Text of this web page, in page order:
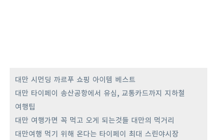
대만 시먼딩 까르푸 쇼핑 아이템 베스트
대만 타이페이 송산공항에서 유심, 교통카드까지 지하철
여행팁
대만 여행가면 꼭 먹고 오게 되는것들 대만의 먹거리
대만여행 먹기 위해 온다는 타이페이 최대 스린야시장